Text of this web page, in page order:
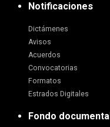
Notificaciones
Dictámenes
Avisos
Acuerdos
Convocatorias
Formatos
Estrados Digitales
Fondo documental